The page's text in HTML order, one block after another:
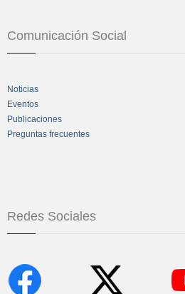
Comunicación Social
Noticias
Eventos
Publicaciones
Preguntas frecuentes
Redes Sociales